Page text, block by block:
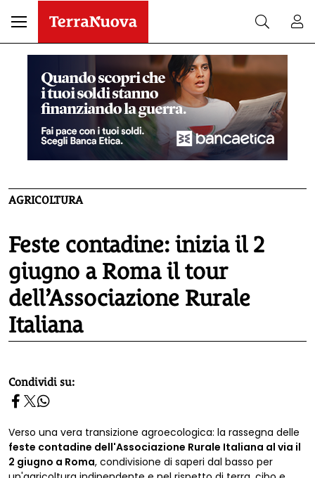
AGRICOLTURA
Feste contadine: inizia il 2
giugno a Roma il tour
dell’Associazione Rurale
Italiana
homepage h2
Condividi su:
Verso una vera transizione agroecologica: la rassegna delle
feste contadine dell'Associazione Rurale Italiana al via il
2 giugno a Roma, condivisione di saperi dal basso per